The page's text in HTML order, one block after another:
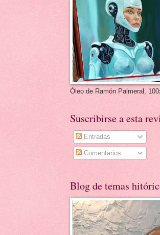
Óleo de Ramón Palmeral,
Suscribirse a esta
Entradas
Comentarios
Blog de temas